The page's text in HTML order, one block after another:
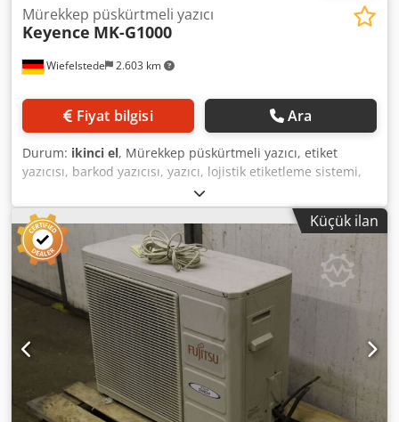
Wiefelstede 2.603 km
Mürekkep püskürtmeli yazıcı
Keyence MK-G1000
Fiyat bilgisi Ara
Durum: ikinci el, Mürekkep püskürtmeli yazıcı, etiket
yazıcısı, barkod yazıcısı, yazıcı, lojistik etiketleme sistemi,
mürekkep püskürtmeli yazıcı, termal mürekkep
püskürtmeli yazıcı, mürekkep püskürtmeli yazıcı için
kontrol ünitesi -Durum: test edilmemiş, ekranda mesaj -
Cihazın temizlenmesi gerekiyor -Teslimat: mevcut haliyle,
görüldüğü gibi -Üretici: Keyence, mürekkep püskürtmeli
yazıcı, aksesuarlarıyla birlikte -Tip: MK-G1000 -Dokunmatik
Panel: MK-P5 -Bireysel bileşenler/aksesuarlar: fotoğraflara
bakınız Dodjykpg Tepfx Ahiokr -Teslimat/fiyat: komple -
Taşıma ölçüleri: 465/380/Y630 mm -Ağırlık: 58 kg
Küçük ilan